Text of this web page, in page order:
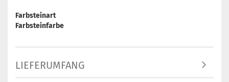
Farbsteinart
Farbsteinfarbe
LIEFERUMFANG